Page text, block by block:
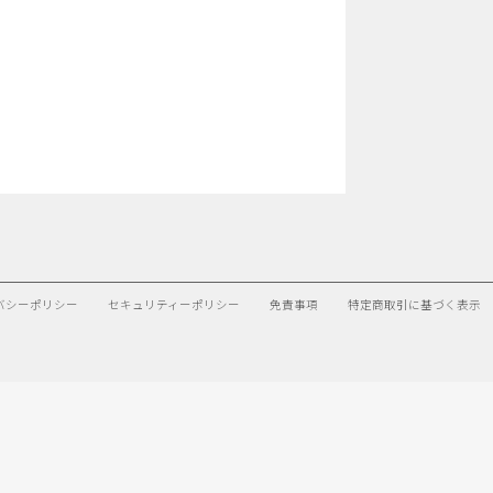
シーポリシー セキュリティーポリシー 免責事項 特定商取引に基づく表示